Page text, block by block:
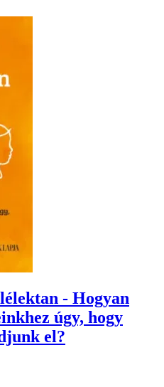
- Hogyan
úgy, hogy
el?